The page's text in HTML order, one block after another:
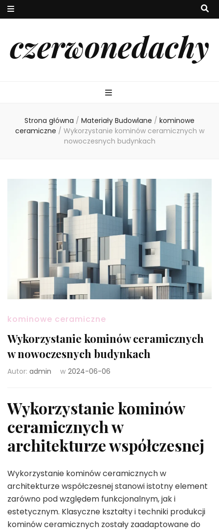
czerwonedachy
Strona główna / Materiały Budowlane / kominowe
ceramiczne / Wykorzystanie kominów ceramicznych w
nowoczesnych budynkach
kominowe ceramiczne
Wykorzystanie kominów ceramicznych
w nowoczesnych budynkach
Autor: admin w 2024-06-06
Wykorzystanie kominów
ceramicznych w
architekturze współczesnej
Wykorzystanie kominów ceramicznych w
architekturze współczesnej stanowi istotny element
zarówno pod względem funkcjonalnym, jak i
estetycznym. Klasyczne kształty i techniki produkcji
kominów ceramicznych zostały zaadaptowane do